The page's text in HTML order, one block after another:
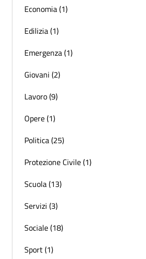
Economia (1)
Edilizia (1)
Emergenza (1)
Giovani (2)
Lavoro (9)
Opere (1)
Politica (25)
Protezione Civile (1)
Scuola (13)
Servizi (3)
Sociale (18)
Sport (1)